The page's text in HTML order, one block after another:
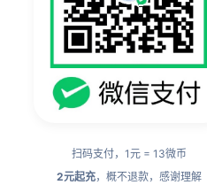
扫码支付，1元 = 13微币
2元起充，概不退款，感谢理解